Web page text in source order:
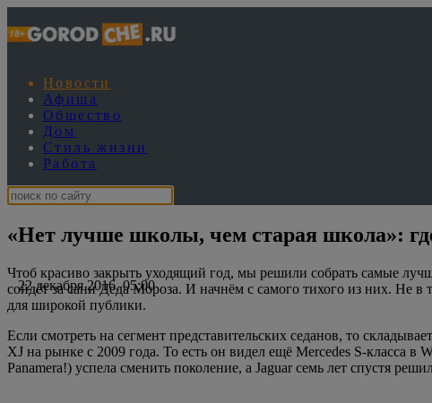
Новости
Афиша
Общество
Дом
Стиль жизни
Работа
«Нет лучше школы, чем старая школа»:
22 декабря 2016, 05:00
Чтоб красиво закрыть уходящий год, мы решили собрать самые
сойдёт за сани Деда Мороза. И начнём с самого тихого из них. Не
для широкой публики.
Если смотреть на сегмент представительских седанов, то
XJ на рынке с 2009 года. То есть он видел ещё Mercedes S-класса
Panamera!) успела сменить поколение, а Jaguar семь лет спустя